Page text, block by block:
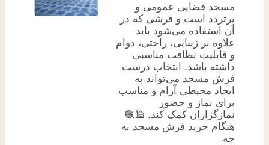
مسجد فضایی عمومی و
پرتردد است و فرشی که در
آن استفاده می‌شود باید
علاوه بر زیبایی، راحتی، دوام
و قابلیت نظافت مناسبی
داشته باشد. انتخاب درست
فرش مسجد می‌تواند به
ایجاد محیطی آرام و مناسب
برای نماز و حضور
نمازگزاران کمک کند. 🕌🧶
هنگام خرید فرش مسجد به
چه